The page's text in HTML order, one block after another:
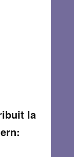
acest
în inimile
un simbol al
la